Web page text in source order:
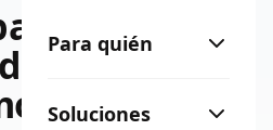
Para quién
Soluciones
jardinería